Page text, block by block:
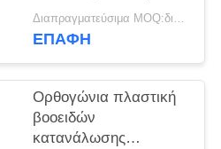
κυλινδρική δεξαμενή
4200 λίτρου
Διαπραγματεύσιμα MOQ:διαπραγμάτευση
ΕΠΑΦΉ
Ορθογώνια πλαστική
βοοειδών
κατανάλωσης